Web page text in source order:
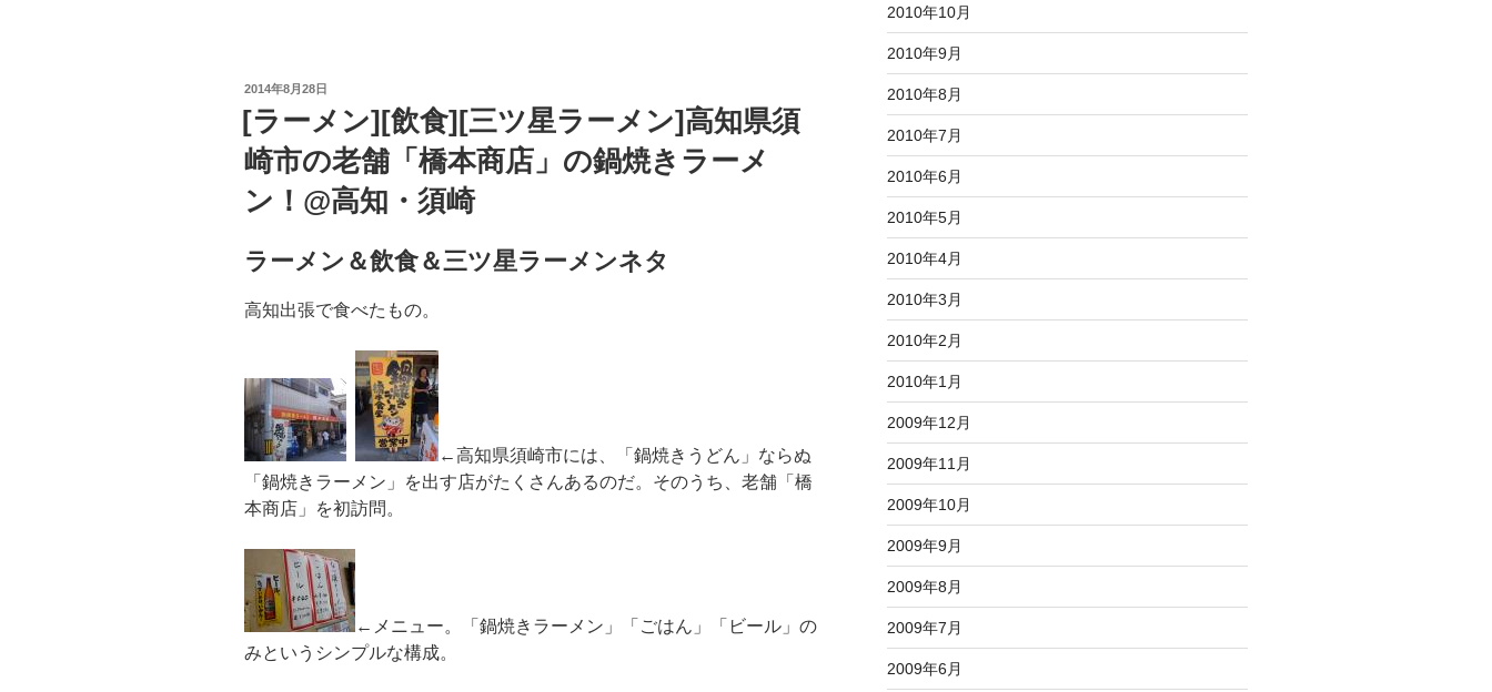
投
日:
2014年8月28日
[ラーメン][飲食][三ツ星ラーメン]高知県須
崎市の老舗「橋本商店」の鍋焼きラーメ
ン！@高知・須崎
ラーメン＆飲食＆三ツ星ラーメンネタ
高知出張で食べたもの。
←高知県須崎市には、「鍋焼きうどん」ならぬ
「鍋焼きラーメン」を出す店がたくさんあるのだ。そのうち、老舗「橋
本商店」を初訪問。
←メニュー。「鍋焼きラーメン」「ごはん」「ビール」の
みというシンプルな構成。
2010年10月
2010年9月
2010年8月
2010年7月
2010年6月
2010年5月
2010年4月
2010年3月
2010年2月
2010年1月
2009年12月
2009年11月
2009年10月
2009年9月
2009年8月
2009年7月
2009年6月